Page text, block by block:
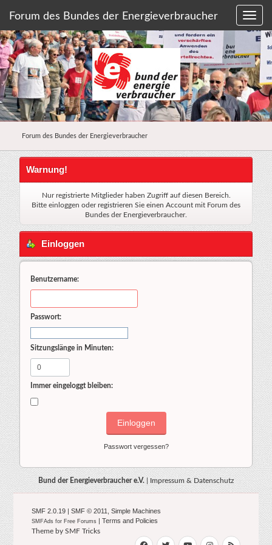
Forum des Bundes der Energieverbraucher
Forum des Bundes der Energieverbraucher
Warnung!
Nur registrierte Mitglieder haben Zugriff auf diesen Bereich.
Bitte einloggen oderregistrieren Sie einen Account mit Forum des
Bundes der Energieverbraucher.
Einloggen
Benutzername:
Passwort:
Sitzungslänge in Minuten:
Immer eingeloggt bleiben:
Passwort vergessen?
Bund der Energieverbraucher e.V. Impressum & Datenschutz
SMF 2.0.19| SMF © 2011 Simple Machines
SMFAds for Free Forums | Terms and Policies
Theme by SMF Tricks